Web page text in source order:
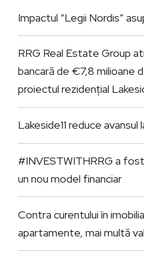
Impactul “Legii Nordis”
RRG Real Estate Group
bancară de €7,8 milioane
proiectul rezidențial
Lakeside11 reduce avansul
#INVESTWITHRRG a
un nou model financiar
Contra curentului în
apartamente, mai multă